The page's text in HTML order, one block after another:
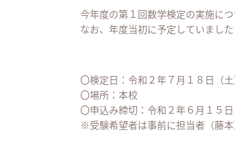
今年度の第１回数学検定の実施につ
なお、年度当初に予定していまし
〇検定日：令和２年７月１８日（
〇場所：本校
〇申込み締切：令和２年６月１５日
※受験希望者は事前に担当者（藤本